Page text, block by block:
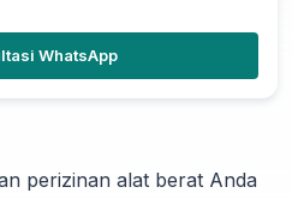
WhatsApp
perizinan alat berat Anda